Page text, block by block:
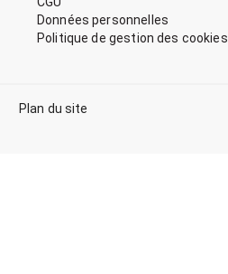
Données personnelles
Politique de gestion des cookies
Plan du site